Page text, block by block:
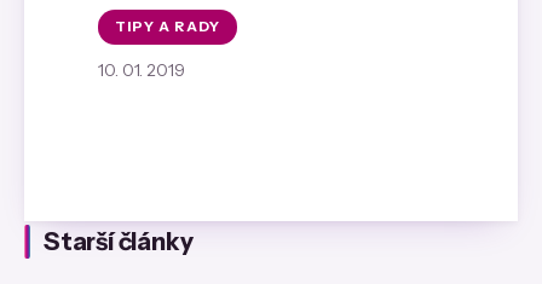
TIPY A RADY
10. 01. 2019
Starší články